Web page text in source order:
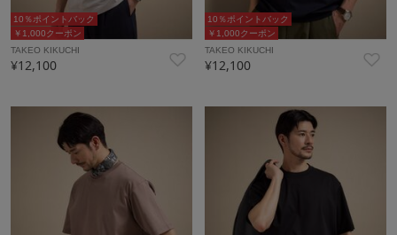
￥1,000クーポン
10％ポイントバック
TAKEO KIKUCHI
¥12,100
￥1,000クーポン
10％ポイントバック
TAKEO KIKUCHI
¥12,100